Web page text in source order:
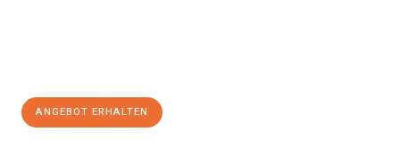
ANGEBOT ERHALTEN